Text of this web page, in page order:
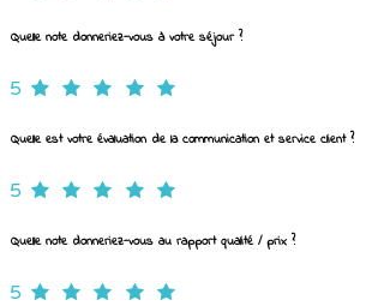
Quelle note donneriez-vous à votre séjour ?
5
Quelle est votre évaluation de la communication et service client ?
5
Quelle note donneriez-vous au rapport qualité / prix ?
5